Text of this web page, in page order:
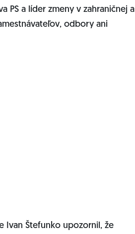
PS a líder zmeny v zahraničnej a
odbory ani
Ivan Štefunko upozornil, že